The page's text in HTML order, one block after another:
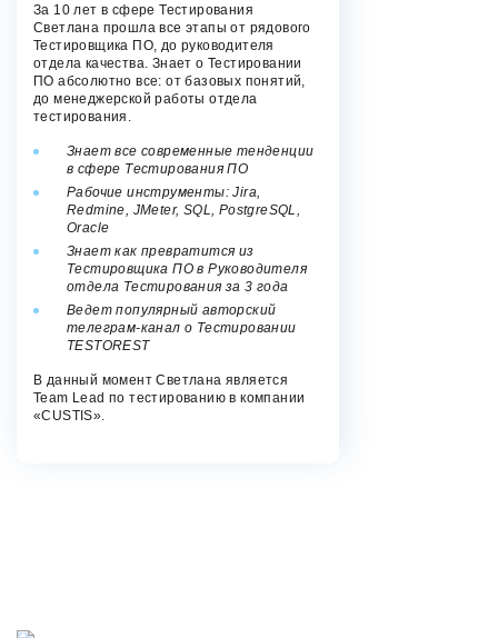
За 10 лет в сфере Тестирования
Светлана прошла все этапы от рядового
Тестировщика ПО, до руководителя
отдела качества. Знает о Тестировании
ПО абсолютно все: от базовых понятий,
до менеджерской работы отдела
тестирования.
Знает все современные тенденции
в сфере Тестирования ПО
Рабочие инструменты: Jira,
Redmine, JMeter, SQL, PostgreSQL,
Oracle
Знает как превратится из
Тестировщика ПО в Руководителя
отдела Тестирования за 3 года
Ведет популярный авторский
телеграм-канал о Тестировании
TESTOREST
В данный момент Светлана является
Team Lead по тестированию в компании
«CUSTIS».